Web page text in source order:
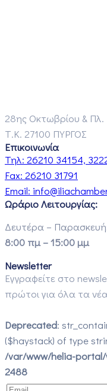
28ης Οκτωβρίου &
Τ.Κ. 27100 ΠΥΡΓΟΣ
Επικοινωνία
Τηλ: 26210 34154,
Fax: 26210 31791
Email:
Ωράριο Λειτουργίας:
Δευτέρα –
8:00 πμ – 15:00 μμ
Newsletter
Εγγραφείτε στο
πρώτοι για όλα τα
Deprecated:
($haystack) of type
/var/www/helia-
2488